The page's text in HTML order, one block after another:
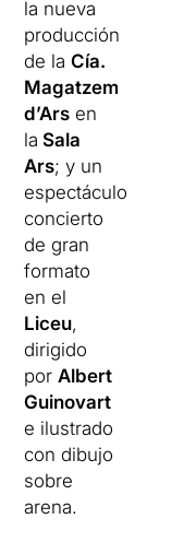
la nueva
producción
de laCía.
Magatzem
d’Ars en
la Sala
Ars; y un
espectáculo
concierto
de gran
formato
en el
Liceu,
dirigido
porAlbert
Guinovart
e ilustrado
con dibujo
sobre
arena.